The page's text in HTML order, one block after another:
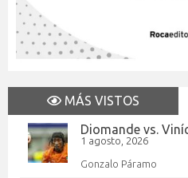
MÁS VISTOS
Diomande vs.
1 agosto, 2026
Gonzalo Páramo